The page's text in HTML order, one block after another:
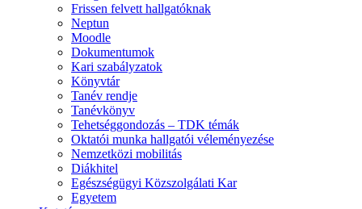
Frissen felvett hallgatóknak
Neptun
Moodle
Dokumentumok
Kari szabályzatok
Könyvtár
Tanév rendje
Tanévkönyv
Tehetséggondozás – TDK témák
Oktatói munka hallgatói véleményezése
Nemzetközi mobilitás
Diákhitel
Egészségügyi Közszolgálati Kar
Egyetem